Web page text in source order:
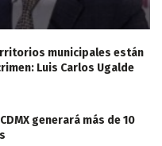
municipales están
Luis Carlos Ugalde
generará más de 10